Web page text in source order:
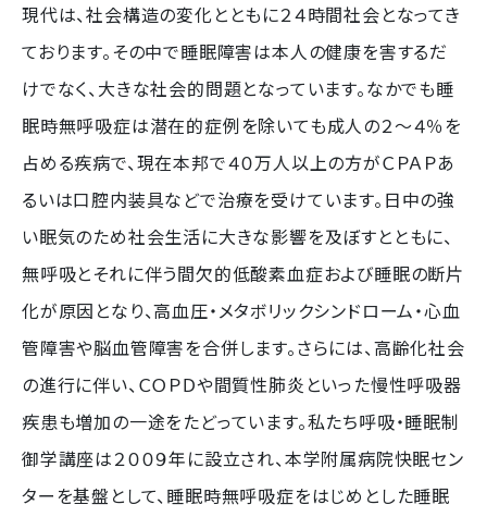
現代は、社会構造の変化とともに２４時間社会となってき
ております。その中で睡眠障害は本人の健康を害するだ
けでなく、大きな社会的問題となっています。なかでも睡
眠時無呼吸症は潜在的症例を除いても成人の２〜４％を
占める疾病で、現在本邦で４０万人以上の方がＣＰＡＰあ
るいは口腔内装具などで治療を受けています。日中の強
い眠気のため社会生活に大きな影響を及ぼすとともに、
無呼吸とそれに伴う間欠的低酸素血症および睡眠の断片
化が原因となり、高血圧・メタボリックシンドローム・心血
管障害や脳血管障害を合併します。さらには、高齢化社会
の進行に伴い、ＣＯＰＤや間質性肺炎といった慢性呼吸器
疾患も増加の一途をたどっています。私たち呼吸・睡眠制
御学講座は２００９年に設立され、本学附属病院快眠セン
ターを基盤として、睡眠時無呼吸症をはじめとした睡眠